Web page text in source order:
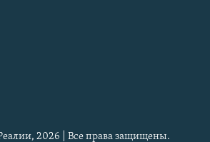
2026 | Все права защищены.